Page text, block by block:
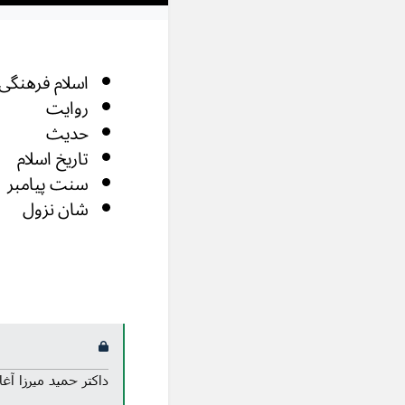
اسلام
روایت
حدیث
تاریخ اسلام
سنت پیامبر
شان نزول
داکتر حمید میرزا